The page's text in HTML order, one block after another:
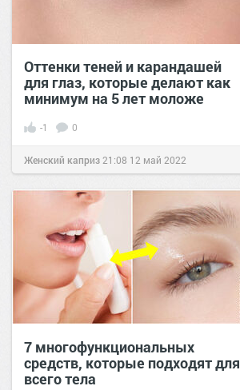
Оттенки теней и карандашей
для глаз, которые делают как
минимум на 5 лет моложе
-1 0
Женский каприз21:08 12 май 2022
7 многофункциональных
средств, которые подходят для
всего тела